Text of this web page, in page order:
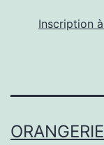
Inscription